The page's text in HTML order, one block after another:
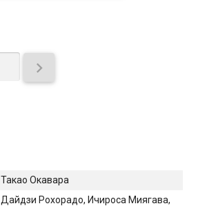

Такао Окавара
Дайдзи Рохорадо, Ичироса Миягава,